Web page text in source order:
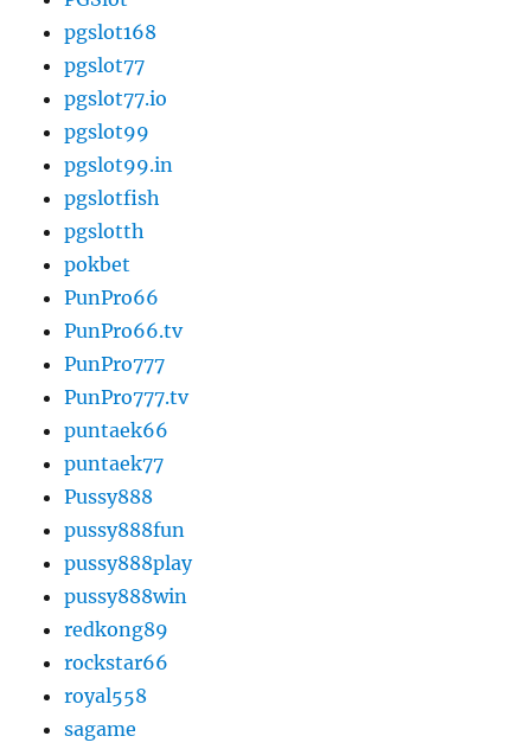
pgslot168
pgslot77
pgslot77.io
pgslot99
pgslot99.in
pgslotfish
pgslotth
pokbet
PunPro66
PunPro66.tv
PunPro777
PunPro777.tv
puntaek66
puntaek77
Pussy888
pussy888fun
pussy888play
pussy888win
redkong89
rockstar66
royal558
sagame